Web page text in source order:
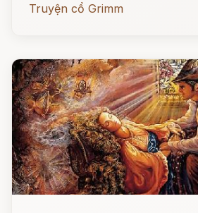
Truyện cổ Grimm